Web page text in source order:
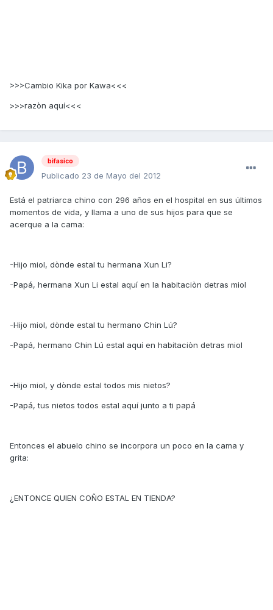
>>>Cambio Kika por Kawa<<<
>>>razòn aquí<<<
bifasico
Publicado 23 de Mayo del 2012
Está el patriarca chino con 296 años en el hospital en sus últimos
momentos de vida, y llama a uno de sus hijos para que se
acerque a la cama:
-Hijo miol, dònde estal tu hermana Xun Li?
-Papá, hermana Xun Li estal aquí en la habitaciòn detras miol
-Hijo miol, dònde estal tu hermano Chin Lú?
-Papá, hermano Chin Lú estal aquí en habitaciòn detras miol
-Hijo miol, y dònde estal todos mis nietos?
-Papá, tus nietos todos estal aquí junto a ti papá
Entonces el abuelo chino se incorpora un poco en la cama y
grita:
¿ENTONCE QUIEN COÑO ESTAL EN TIENDA?